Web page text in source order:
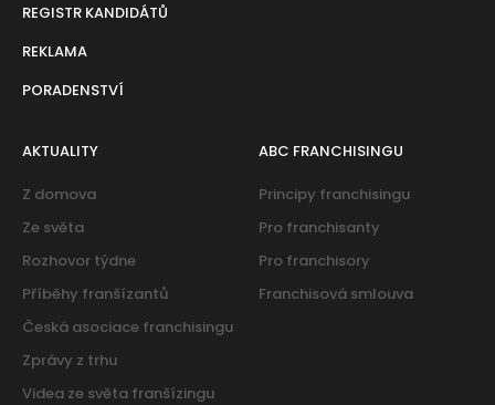
REGISTR KANDIDÁTŮ
REKLAMA
PORADENSTVÍ
AKTUALITY
Z domova
Ze světa
Rozhovor týdne
Příběhy franšízantů
Česká asociace franchisingu
Zprávy z trhu
Videa ze světa franšízingu
ABC FRANCHISINGU
Principy franchisingu
Pro franchisanty
Pro franchisory
Franchisová smlouva